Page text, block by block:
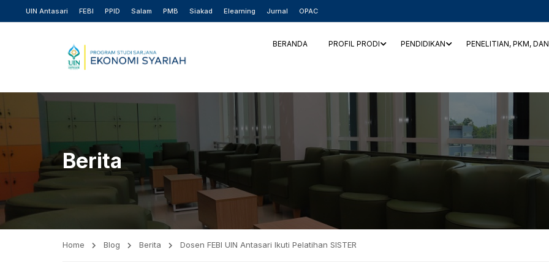
UIN Antasari FEBI PPID Salam PMB Siakad Elearning Jurnal OPAC
BERANDA PROFIL PRODI PENDIDIKAN PENELITIAN, PKM,
Berita
Home Blog Berita Dosen FEBI UIN Antasari Ikuti Pelatihan SISTER